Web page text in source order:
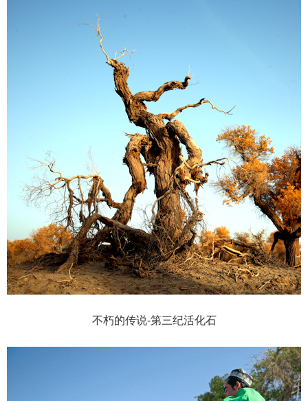
不朽的传说-第三纪活化石